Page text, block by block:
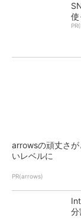
使
arrowsの頑丈さが
いレベルに
PR(arrows)
分